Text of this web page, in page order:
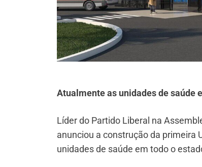
Atualmente as unidades de saúde
Líder do Partido Liberal na
anunciou a construção da primeira
unidades de saúde em todo o